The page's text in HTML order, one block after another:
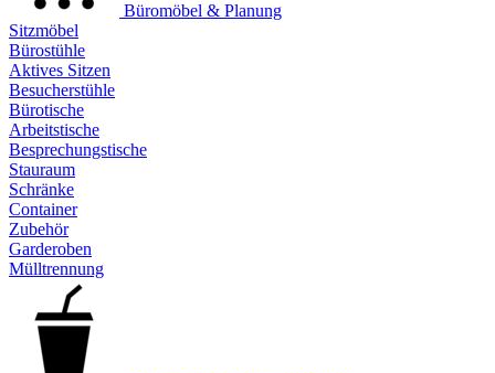
Büromöbel & Planung
Sitzmöbel
Bürostühle
Aktives Sitzen
Besucherstühle
Bürotische
Arbeitstische
Besprechungstische
Stauraum
Schränke
Container
Zubehör
Garderoben
Mülltrennung